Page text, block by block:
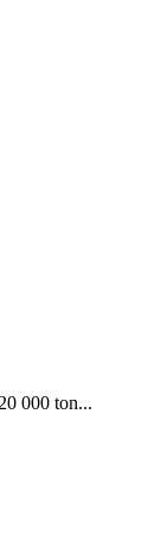
000 ton...